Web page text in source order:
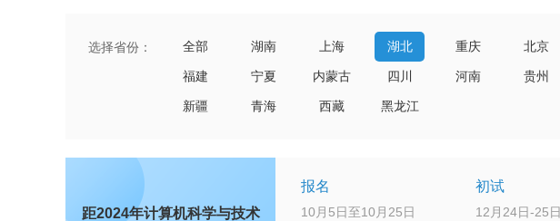
选择省份： 全部 湖南 上海 湖北 重庆 北京
福建 宁夏 内蒙古 四川 河南 贵州
新疆 青海 西藏 黑龙江
距2024年计算机科学与技术
报名
10月5日至10月25日
初试
12月24日-25日